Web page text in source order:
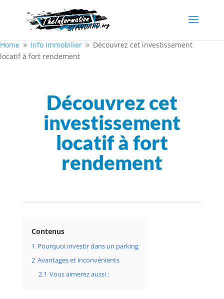
Home 9 Info Immobilier 9 Découvrez cet investissement
locatif à fort rendement
Découvrez cet
investissement
locatif à fort
rendement
Contenus
1 Pourquoi investir dans un parking
2 Avantages et inconvénients
2.1 Vous aimerez aussi :